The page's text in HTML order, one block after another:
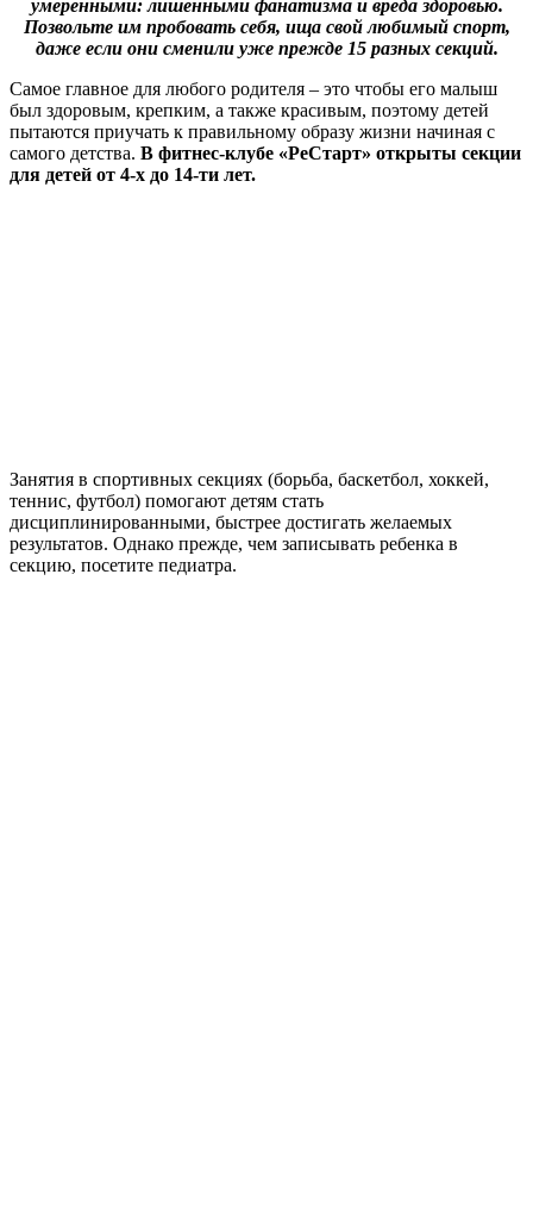
умеренными: лишенными фанатизма и вреда здоровью.
Позвольте им пробовать себя, ища свой любимый спорт,
даже если они сменили уже прежде 15 разных секций.
Самое главное для любого родителя – это чтобы его малыш
был здоровым, крепким, а также красивым, поэтому детей
пытаются приучать к правильному образу жизни начиная с
самого детства. В фитнес-клубе «РеСтарт» открыты секции
для детей от 4-х до 14-ти лет.
Занятия в спортивных секциях (борьба, баскетбол, хоккей,
теннис, футбол) помогают детям стать
дисциплинированными, быстрее достигать желаемых
результатов. Однако прежде, чем записывать ребенка в
секцию, посетите педиатра.